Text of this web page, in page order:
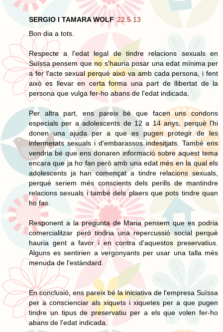
SERGIO I TAMARA WOLF 22.5.13
Bon dia a tots.
Respecte a l'edat legal de tindre relacions sexuals en
Suïssa pensem que no s'hauria posar una edat mínima per
a fer l'acte sexual perquè això va amb cada persona, i fent
això es llevar en certa forma una part de llibertat de la
persona que vulga fer-ho abans de l'edat indicada.
Per altra part, ens pareix bé que facen uns condons
especials per a adolescents de 12 a 14 anys, perquè l'hi
donen una ajuda per a que es pugen protegir de les
infermetats sexuals i d'embarassos indesitjats. També ens
vendria bé que ens donaren informació sobre aquest tema
encara que ja ho fan però amb una edat més en la qual els
adolescents ja han començat a tindre relacions sexuals,
perquè seriem més conscients dels perills de mantindre
relacions sexuals i també dels plaers que pots tindre quan
ho fas.
Responent a la pregunta de Maria pensem que es podria
comercialitzar però tindria una repercussió social perquè
hauria gent a favor i en contra d'aquestos preservatius.
Alguns es sentirien a vergonyants per usar una talla més
menuda de l'estàndard.
En conclusió, ens pareix bé la iniciativa de l'empresa Suïssa
per a conscienciar als xiquets i xiquetes per a que pugen
tindre un tipus de preservatiu per a els que volen fer-ho
abans de l'edat indicada.